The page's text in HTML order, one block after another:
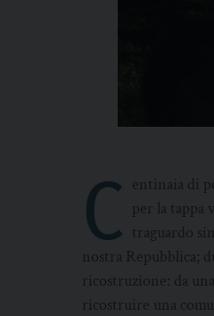
C entinaia di
per la tappa
traguardo
nostra Repubblica;
ricostruzione: da
ricostruire una